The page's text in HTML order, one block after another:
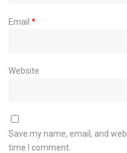
Email *
Website
Save my name, email, and
time I comment.